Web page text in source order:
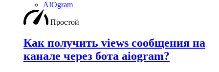
AIOgram
Простой
Как получить views сообщения на
канале через бота aiogram?